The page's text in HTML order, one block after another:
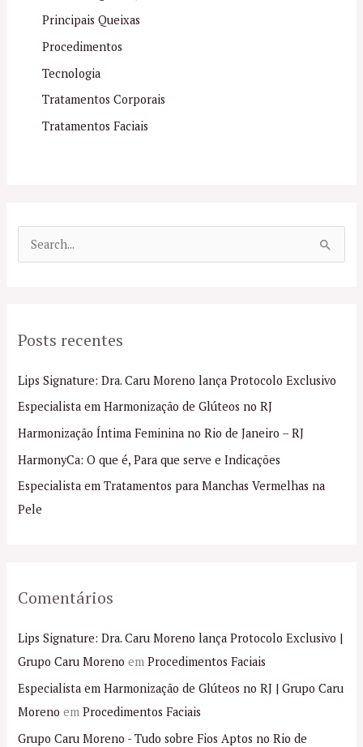
Principais Queixas
Procedimentos
Tecnologia
Tratamentos Corporais
Tratamentos Faciais
u
s
a
r
p
o
r
Posts recentes
Lips Signature: Dra. Caru Moreno lança Protocolo Exclusivo
Especialista em Harmonização de Glúteos no RJ
Harmonização Íntima Feminina no Rio de Janeiro – RJ
HarmonyCa: O que é, Para que serve e Indicações
Especialista em Tratamentos para Manchas Vermelhas na
Pele
Comentários
Lips Signature: Dra. Caru Moreno lança Protocolo Exclusivo |
Grupo Caru Moreno emProcedimentos Faciais
Especialista em Harmonização de Glúteos no RJ | Grupo Caru
Moreno emProcedimentos Faciais
Grupo Caru Moreno - Tudo sobre Fios Aptos no Rio de